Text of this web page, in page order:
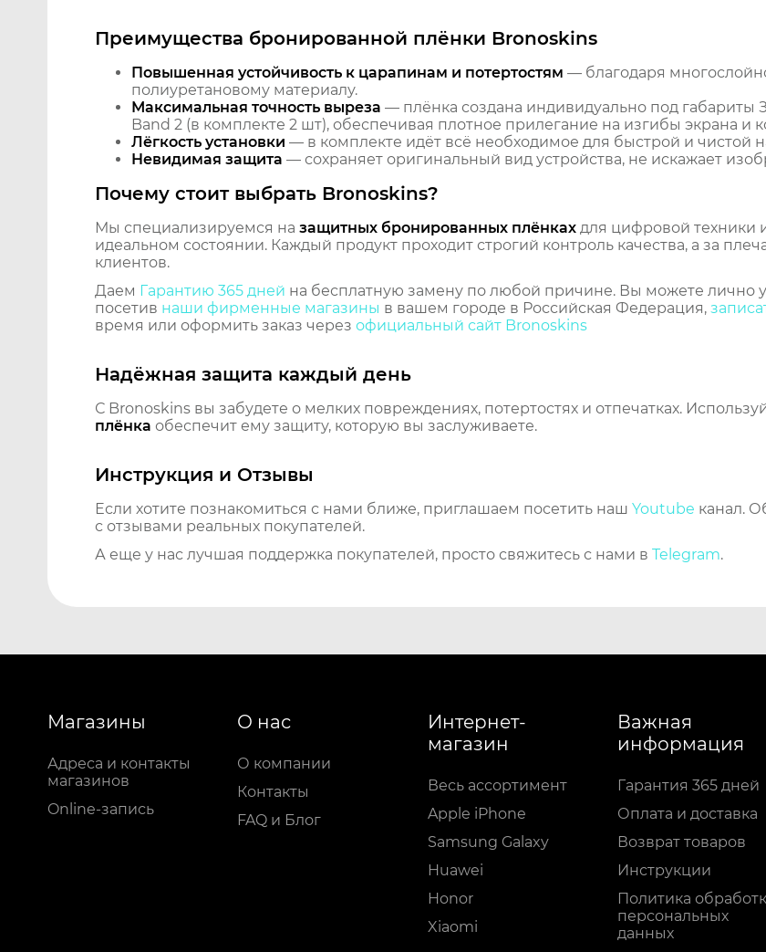
Преимущества бронированной плёнки Bronoskins
Повышенная устойчивость к царапинам и потертостям — благодаря
полиуретановому материалу.
Максимальная точность выреза — плёнка создана индивидуально под
Band 2 (в комплекте 2 шт), обеспечивая плотное прилегание на изгибы экрана и
Лёгкость установки — в комплекте идёт всё необходимое для быстрой и чистой
Невидимая защита — сохраняет оригинальный вид устройства, не искажает
Почему стоит выбрать Bronoskins?
Мы специализируемся на защитных бронированных плёнках для цифровой техники
идеальном состоянии. Каждый продукт проходит строгий контроль качества, а за
клиентов.
Даем Гарантию 365 дней на бесплатную замену по любой причине. Вы можете лично
посетив наши фирменные магазины в вашем городе в Российская Федерация,
время или оформить заказ через официальный сайт Bronoskins
Надёжная защита каждый день
С Bronoskins вы забудете о мелких повреждениях, потертостях и отпечатках.
плёнка обеспечит ему защиту, которую вы заслуживаете.
Инструкция и Отзывы
Если хотите познакомиться с нами ближе, приглашаем посетить наш Youtube канал.
с отзывами реальных покупателей.
А еще у нас лучшая поддержка покупателей, просто свяжитесь с нами в Telegram.
Магазины
Адреса и контакты
магазинов
Online-запись
О нас
О компании
Контакты
FAQ и Блог
Интернет-
магазин
Весь ассортимент
Apple iPhone
Samsung Galaxy
Huawei
Honor
Xiaomi
Важная
информация
Гарантия 365 дней
Оплата и доставка
Возврат товаров
Инструкции
Политика
персональных
данных